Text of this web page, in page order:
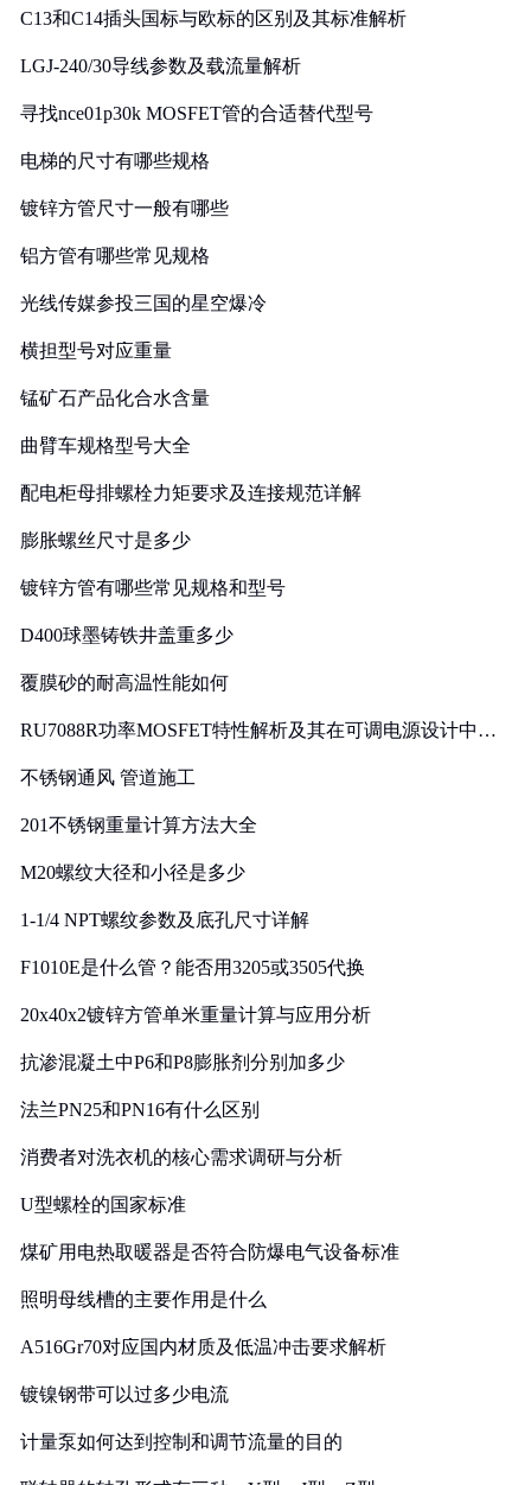
C13和C14插头国标与欧标的区别及其标准解析
LGJ-240/30导线参数及载流量解析
寻找nce01p30k MOSFET管的合适替代型号
电梯的尺寸有哪些规格
镀锌方管尺寸一般有哪些
铝方管有哪些常见规格
光线传媒参投三国的星空爆冷
横担型号对应重量
锰矿石产品化合水含量
曲臂车规格型号大全
配电柜母排螺栓力矩要求及连接规范详解
膨胀螺丝尺寸是多少
镀锌方管有哪些常见规格和型号
D400球墨铸铁井盖重多少
覆膜砂的耐高温性能如何
RU7088R功率MOSFET特性解析及其在可调电源设计中的
不锈钢通风 管道施工
201不锈钢重量计算方法大全
M20螺纹大径和小径是多少
1-1/4 NPT螺纹参数及底孔尺寸详解
F1010E是什么管？能否用3205或3505代换
20x40x2镀锌方管单米重量计算与应用分析
抗渗混凝土中P6和P8膨胀剂分别加多少
法兰PN25和PN16有什么区别
消费者对洗衣机的核心需求调研与分析
U型螺栓的国家标准
煤矿用电热取暖器是否符合防爆电气设备标准
照明母线槽的主要作用是什么
A516Gr70对应国内材质及低温冲击要求解析
镀镍钢带可以过多少电流
计量泵如何达到控制和调节流量的目的